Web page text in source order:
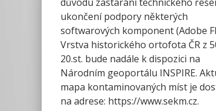
ukončení podpory některých
softwarových komponent (Adobe
Vrstva historického ortofota ČR z
20.st. bude nadále k dispozici na
Národním geoportálu INSPIRE.
mapa kontaminovaných míst je
na adrese: https://www.sekm.cz.